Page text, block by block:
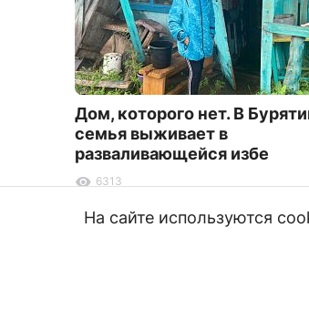
Дом, которого нет. В
семья выживает в
разваливающейся избе
6313
На сайте используются